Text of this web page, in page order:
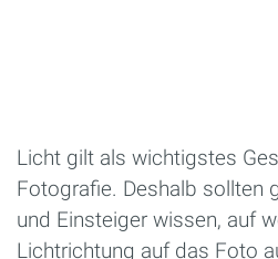
Licht gilt als wichtigstes
Fotografie. Deshalb sollten
und Einsteiger wissen, auf
Lichtrichtung auf das Foto